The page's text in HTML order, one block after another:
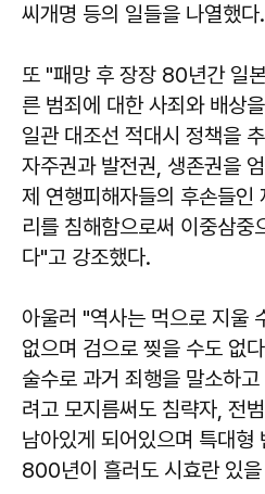
씨개명 등의 일들을 나열했다.
또 "패망 후 장장 80년간 일
른 범죄에 대한 사죄와 배상
일관 대조선 적대시 정책을
자주권과 발전권, 생존권을
제 연행피해자들의 후손들인
리를 침해함으로써 이중삼중
다"고 강조했다.
아울러 "역사는 먹으로 지울
없으며 검으로 찢을 수도 없
술수로 과거 죄행을 말소하
려고 모지름써도 침략자, 전
남아있게 되어있으며 특대
800년이 흘러도 시효란 있